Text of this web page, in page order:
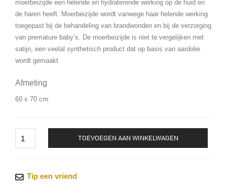
moerbeizijde een helende en hydraterende werking op de huid en
de haren heeft. Moerbeizijde wordt vanwege haar helende werking
toegepast bij de behandeling van brandwonden en bij de verzorging
van premature baby’s. De moerbeizijde is niet te vergelijken met
satijn, een veelal synthetisch product dat op basis van aardolie
wordt gemaakt.
Afmeting
60 x 70 cm.
kussensloop
aantal
TOEVOEGEN AAN WINKELWAGEN
Tip een vriend